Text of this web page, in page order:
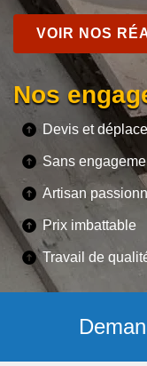
VOIR NOS
Nos
Devis et
Sans
Artisan
Prix imbattable
Travail de